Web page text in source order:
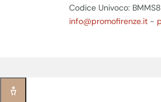
Codice Univoco:
info@promofirenze.it -